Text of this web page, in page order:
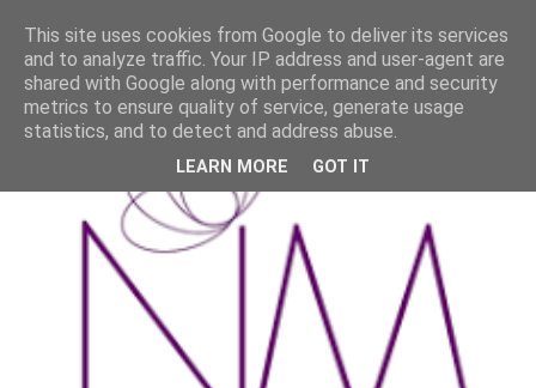
This site uses cookies from Google to deliver its services
and to analyze traffic. Your IP address and user-agent are
shared with Google along with performance and security
metrics to ensure quality of service, generate usage
statistics, and to detect and address abuse.
LEARN MORE GOT IT